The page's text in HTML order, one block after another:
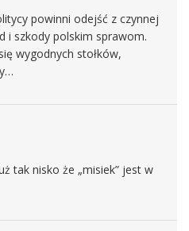
powinni odejść z czynnej
i szkody polskim sprawom.
wygodnych stołków,
tak nisko że „misiek” jest w